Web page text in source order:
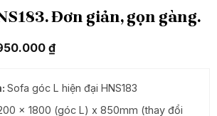
Đơn giản, gọn gàng.
₫.
₫Giá
hiện
là:
15.950.000 ₫.
Sofa góc L hiện đại HNS183
x 1800 (góc L) x 850mm (thay đổi